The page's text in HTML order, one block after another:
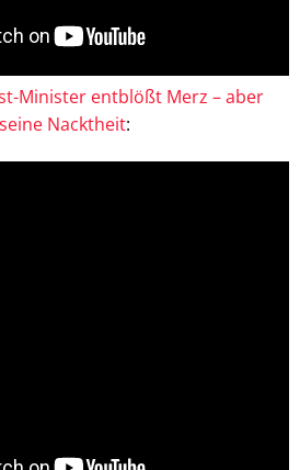
Minister entblößt Merz – aber
Nacktheit: